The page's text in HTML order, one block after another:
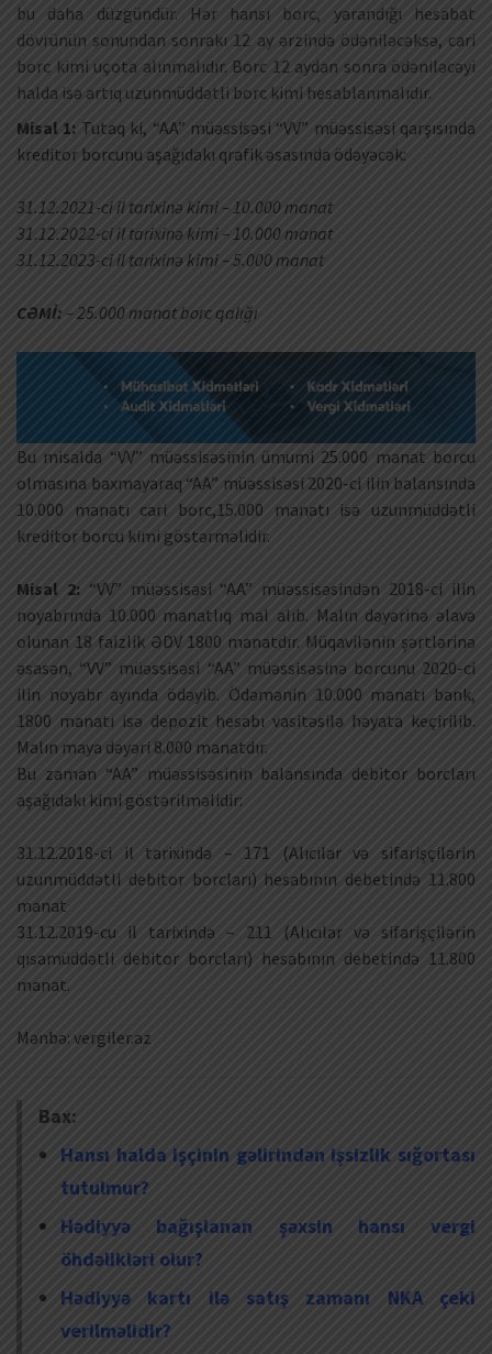
bu daha düzgündür. Hər hansı borc, yarandığı hesabat
dövrünün sonundan sonrakı 12 ay ərzində ödəniləcəksə, cari
borc kimi uçota alınmalıdır. Borc 12 aydan sonra ödəniləcəyi
halda isə artıq uzunmüddətli borc kimi hesablanmalıdır.
Misal 1: Tutaq ki, “AA” müəssisəsi “VV” müəssisəsi qarşısında
kreditor borcunu aşağıdakı qrafik əsasında ödəyəcək:
31.12.2021-ci il tarixinə kimi – 10.000 manat
31.12.2022-ci il tarixinə kimi – 10.000 manat
31.12.2023-ci il tarixinə kimi – 5.000 manat
CƏMİ: – 25.000 manat borc qalığı
Bu misalda “VV” müəssisəsinin ümumi 25.000 manat borcu
olmasına baxmayaraq “AA” müəssisəsi 2020-ci ilin balansında
10.000 manatı cari borc,15.000 manatı isə uzunmüddətli
kreditor borcu kimi göstərməlidir.
Misal 2:“VV” müəssisəsi “AA” müəssisəsindən 2018-ci ilin
noyabrında 10.000 manatlıq mal alıb. Malın dəyərinə əlavə
olunan 18 faizlik ƏDV 1800 manatdır. Müqavilənin şərtlərinə
əsasən, “VV” müəssisəsi “AA” müəssisəsinə borcunu 2020-ci
ilin noyabr ayında ödəyib. Ödəmənin 10.000 manatı bank,
1800 manatı isə depozit hesabı vasitəsilə həyata keçirilib.
Malın maya dəyəri 8.000 manatdır.
Bu zaman “AA” müəssisəsinin balansında debitor borcları
aşağıdakı kimi göstərilməlidir:
31.12.2018-ci il tarixində – 171 (Alıcılar və sifarişçilərin
uzunmüddətli debitor borcları) hesabının debetində 11.800
manat
31.12.2019-cu il tarixində – 211 (Alıcılar və sifarişçilərin
qısamüddətli debitor borcları) hesabının debetində 11.800
manat.
Mənbə: vergiler.az
Bax:
Hansı halda işçinin gəlirindən işsizlik sığortası
tutulmur?
Hədiyyə bağışlanan şəxsin hansı vergi
öhdəlikləri olur?
Hədiyyə kartı ilə satış zamanı NKA çeki
verilməlidir?